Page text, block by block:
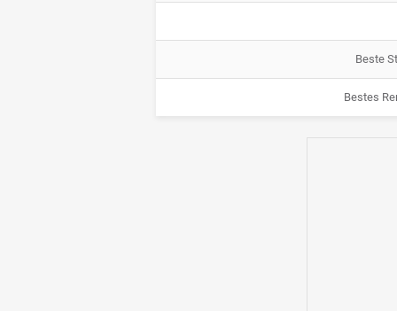
Beste
Bestes